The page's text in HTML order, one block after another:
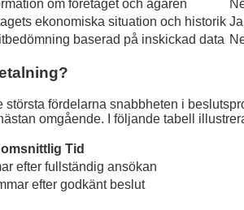
om företaget och ägaren
ekonomiska situation och historik
baserad på inskickad data
fördelarna snabbheten i
omgående. I följande tabell
Tid
efter fullständig ansökan
efter godkänt beslut